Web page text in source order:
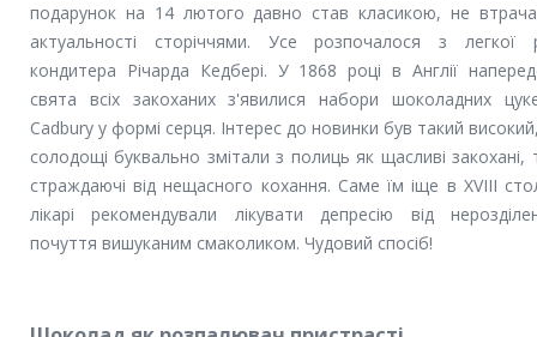
подарунок на 14 лютого давно став класикою, не
актуальності сторіччями. Усе розпочалося з легкої
кондитера Річарда Кедбері. У 1868 році в Англії
свята всіх закоханих з'явилися набори шоколадних
Cadbury у формі серця. Інтерес до новинки був такий
солодощі буквально змітали з полиць як щасливі закохані,
страждаючі від нещасного кохання. Саме їм іще в XVIII
лікарі рекомендували лікувати депресію від
почуття вишуканим смаколиком. Чудовий спосіб!